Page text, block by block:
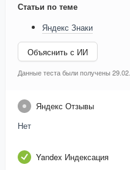
Статьи по теме
Яндекс Знаки
Объяснить с ИИ
Данные теста были получены
Яндекс Отзывы
Нет
Yandex Индексация